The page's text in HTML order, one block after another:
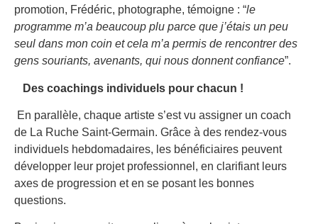
promotion, Frédéric, photographe, témoigne : “le
programme m’a beaucoup plu parce que j’étais un peu
seul dans mon coin et cela m’a permis de rencontrer des
gens souriants, avenants, qui nous donnent confiance”.
Des coachings individuels pour chacun !
En parallèle, chaque artiste s’est vu assigner un coach
de La Ruche Saint-Germain. Grâce à des rendez-vous
individuels hebdomadaires, les bénéficiaires peuvent
développer leur projet professionnel, en clarifiant leurs
axes de progression et en se posant les bonnes
questions.